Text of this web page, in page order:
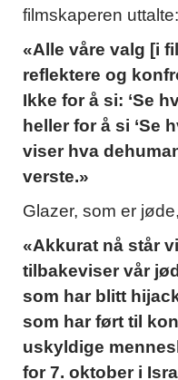
filmskaperen uttalte:
«Alle våre valg [i
reflektere og
Ikke for å si: ‘Se
heller for å si ‘Se
viser hva
verste.»
Glazer, som er
«Akkurat nå står
tilbakeviser vår
som har blitt
som har ført til
uskyldige
for 7. oktober i